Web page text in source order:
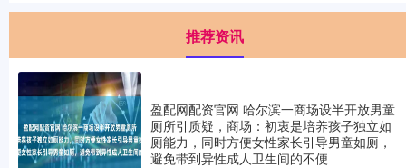
推荐资讯
盈配网配资官网 哈尔滨一商场设半开放男童
厕所引质疑，商场：初衷是培养孩子独立如
厕能力，同时方便女性家长引导男童如厕，
避免带到异性成人卫生间的不便